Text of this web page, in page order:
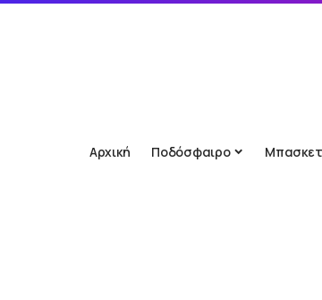
Αρχική Ποδόσφαιρο Μπασκετ